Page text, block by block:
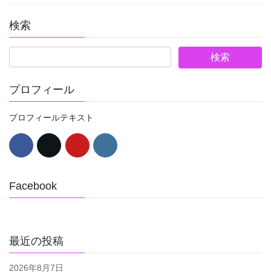
検索
プロフィール
プロフィールテキスト
Facebook
最近の投稿
2026年8月7日